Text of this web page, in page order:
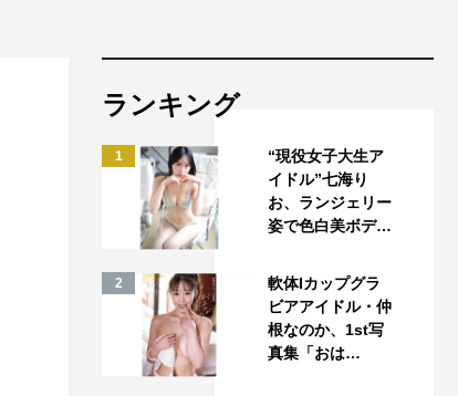
ランキング
1
“現役女子大生ア
イドル”七海り
お、ランジェリー
姿で色白美ボデ…
2
軟体Iカップグラ
ビアアイドル・仲
根なのか、1st写
真集「おは…